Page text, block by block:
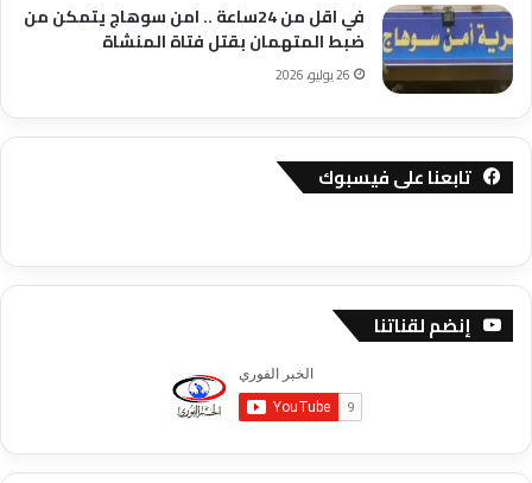
في اقل من 24ساعة .. امن سوهاج يتمكن من
ضبط المتهمان بقتل فتاة المنشاة
26 يوليو، 2026
تابعنا على فيسبوك
إنضم لقناتنا